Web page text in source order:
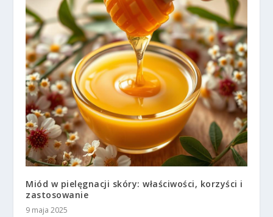
Miód w pielęgnacji skóry: właściwości, korzyści i
zastosowanie
9 maja 2025